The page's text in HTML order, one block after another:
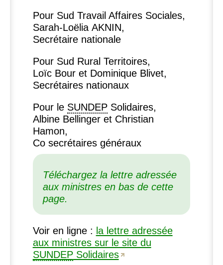
Pour Sud Travail Affaires Sociales,
Sarah-Loëlia AKNIN,
Secrétaire nationale
Pour Sud Rural Territoires,
Loïc Bour et Dominique Blivet,
Secrétaires nationaux
Pour le SUNDEPSolidaires,
Albine Bellinger et Christian
Hamon,
Co secrétaires généraux
Téléchargez la lettre adressée
aux ministres en bas de cette
page.
Voir en ligne : la lettre adressée
aux ministres sur le site du
SUNDEPSolidaires